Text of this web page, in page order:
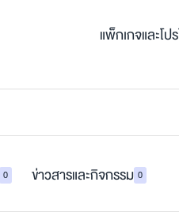
แพ็กเกจและโป
0 ข่าวสารและกิจกรรม 0